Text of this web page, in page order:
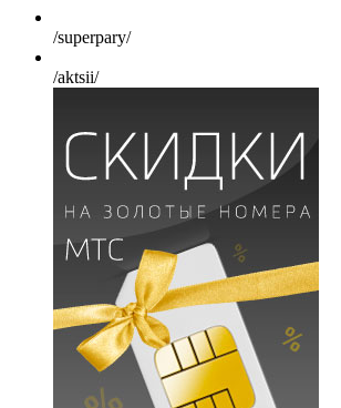
/superpary/
/aktsii/